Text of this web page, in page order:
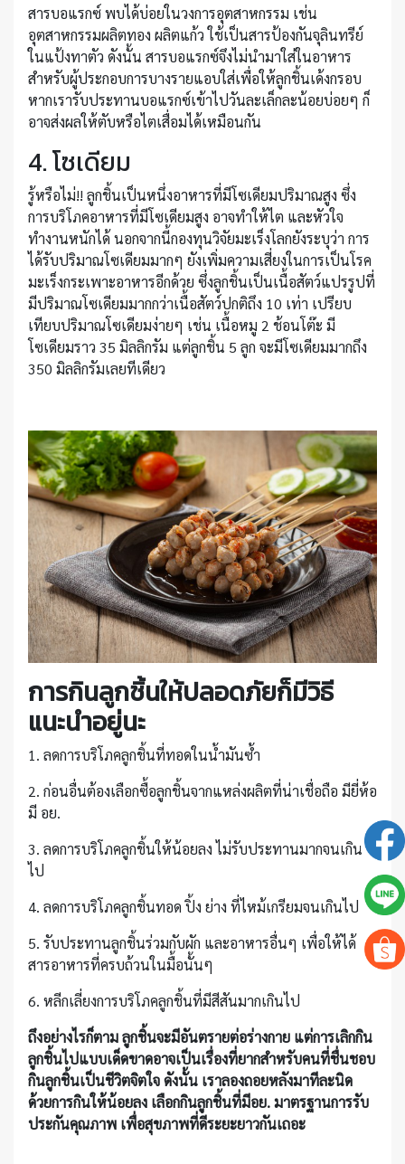
สารบอแรกซ์ พบได้บ่อยในวงการอุตสาหกรรม เช่น
อุตสาหกรรมผลิตทอง ผลิตแก้ว ใช้เป็นสารป้องกันจุลินทรีย์
ในแป้งทาตัว ดังนั้น สารบอแรกซ์จึงไม่นำมาใส่ในอาหาร
สำหรับผู้ประกอบการบางรายแอบใส่เพื่อให้ลูกชิ้นเด้งกรอบ
หากเรารับประทานบอแรกซ์เข้าไปวันละเล็กละน้อยบ่อยๆ ก็
อาจส่งผลให้ตับหรือไตเสื่อมได้เหมือนกัน
4. โซเดียม
รู้หรือไม่!! ลูกชิ้นเป็นหนึ่งอาหารที่มีโซเดียมปริมาณสูง ซึ่ง
การบริโภคอาหารที่มีโซเดียมสูง อาจทำให้ไต และหัวใจ
ทำงานหนักได้ นอกจากนี้กองทุนวิจัยมะเร็งโลกยังระบุว่า การ
ได้รับปริมาณโซเดียมมากๆ ยังเพิ่มความเสี่ยงในการเป็นโรค
มะเร็งกระเพาะอาหารอีกด้วย ซึ่งลูกชิ้นเป็นเนื้อสัตว์แปรรูปที่
มีปริมาณโซเดียมมากกว่าเนื้อสัตว์ปกติถึง 10 เท่า เปรียบ
เทียบปริมาณโซเดียมง่ายๆ เช่น เนื้อหมู 2 ช้อนโต๊ะ มี
โซเดียมราว 35 มิลลิกรัม แต่ลูกชิ้น 5 ลูก จะมีโซเดียมมากถึง
350 มิลลิกรัมเลยทีเดียว
การกินลูกชิ้นให้ปลอดภัยก็มีวิธี
แนะนำอยู่นะ
1. ลดการบริโภคลูกชิ้นที่ทอดในน้ำมันซ้ำ
2. ก่อนอื่นต้องเลือกซื้อลูกชิ้นจากแหล่งผลิตที่น่าเชื่อถือ มียี่ห้อ
มี อย.
3. ลดการบริโภคลูกชิ้นให้น้อยลง ไม่รับประทานมากจนเกิน
ไป
4. ลดการบริโภคลูกชิ้นทอด ปิ้ง ย่าง ที่ไหม้เกรียมจนเกินไป
5. รับประทานลูกชิ้นร่วมกับผัก และอาหารอื่นๆ เพื่อให้ได้
สารอาหารที่ครบถ้วนในมื้อนั้นๆ
6. หลีกเลี่ยงการบริโภคลูกชิ้นที่มีสีสันมากเกินไป
ถึงอย่างไรก็ตาม ลูกชิ้นจะมีอันตรายต่อร่างกาย แต่การเลิกกิน
ลูกชิ้นไปแบบเด็ดขาดอาจเป็นเรื่องที่ยากสำหรับคนที่ชื่นชอบ
กินลูกชิ้นเป็นชีวิตจิตใจ ดังนั้น เราลองถอยหลังมาทีละนิด
ด้วยการกินให้น้อยลง เลือกกินลูกชิ้นที่มีอย. มาตรฐานการรับ
ประกันคุณภาพ เพื่อสุขภาพที่ดีระยะยาวกันเถอะ